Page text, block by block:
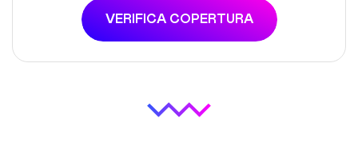
VERIFICA COPERTURA